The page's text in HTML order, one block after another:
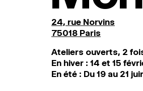
24, rue Norvins
75018 Paris
Ateliers ouverts, 2
En hiver : 14 et 15
En été : Du 19 au 21